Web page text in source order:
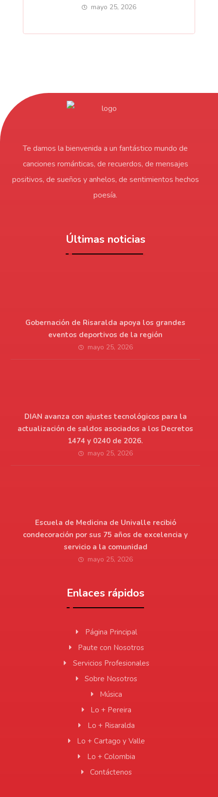
mayo 25, 2026
Te damos la bienvenida a un fantástico mundo de
canciones románticas, de recuerdos, de mensajes
positivos, de sueños y anhelos, de sentimientos hechos
poesía.
Últimas noticias
Gobernación de Risaralda apoya los grandes
eventos deportivos de la región
mayo 25, 2026
DIAN avanza con ajustes tecnológicos para la
actualización de saldos asociados a los Decretos
1474 y 0240 de 2026.
mayo 25, 2026
Escuela de Medicina de Univalle recibió
condecoración por sus 75 años de excelencia y
servicio a la comunidad
mayo 25, 2026
Enlaces rápidos
Página Principal
Paute con Nosotros
Servicios Profesionales
Sobre Nosotros
Música
Lo + Pereira
Lo + Risaralda
Lo + Cartago y Valle
Lo + Colombia
Contáctenos